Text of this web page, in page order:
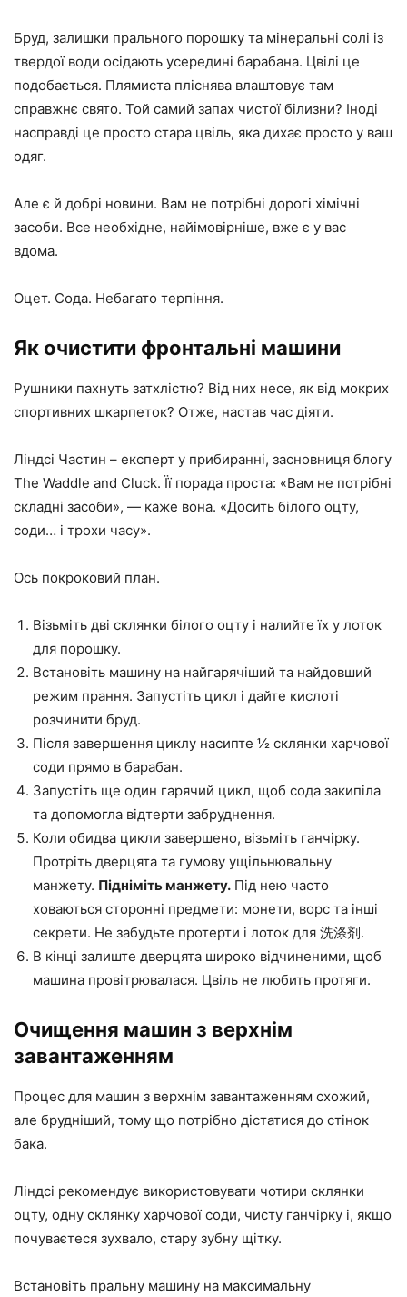
Бруд, залишки прального порошку та мінеральні солі із
твердої води осідають усередині барабана. Цвілі це
подобається. Плямиста пліснява влаштовує там
справжнє свято. Той самий запах чистої білизни? Іноді
насправді це просто стара цвіль, яка дихає просто у ваш
одяг.
Але є й добрі новини. Вам не потрібні дорогі хімічні
засоби. Все необхідне, найімовірніше, вже є у вас
вдома.
Оцет. Сода. Небагато терпіння.
Як очистити фронтальні машини
Рушники пахнуть затхлістю? Від них несе, як від мокрих
спортивних шкарпеток? Отже, настав час діяти.
Ліндсі Частин – експерт у прибиранні, засновниця блогу
The Waddle and Cluck. Її порада проста: «Вам не потрібні
складні засоби», — каже вона. «Досить білого оцту,
соди… і трохи часу».
Ось покроковий план.
Візьміть дві склянки білого оцту і налийте їх у лоток
для порошку.
Встановіть машину на найгарячіший та найдовший
режим прання. Запустіть цикл і дайте кислоті
розчинити бруд.
Після завершення циклу насипте ½ склянки харчової
соди прямо в барабан.
Запустіть ще один гарячий цикл, щоб сода закипіла
та допомогла відтерти забруднення.
Коли обидва цикли завершено, візьміть ганчірку.
Протріть дверцята та гумову ущільнювальну
манжету. Підніміть манжету. Під нею часто
ховаються сторонні предмети: монети, ворс та інші
секрети. Не забудьте протерти і лоток для 洗涤剂.
В кінці залиште дверцята широко відчиненими, щоб
машина провітрювалася. Цвіль не любить протяги.
Очищення машин з верхнім
завантаженням
Процес для машин з верхнім завантаженням схожий,
але брудніший, тому що потрібно дістатися до стінок
бака.
Ліндсі рекомендує використовувати чотири склянки
оцту, одну склянку харчової соди, чисту ганчірку і, якщо
почуваєтеся зухвало, стару зубну щітку.
Встановіть пральну машину на максимальну